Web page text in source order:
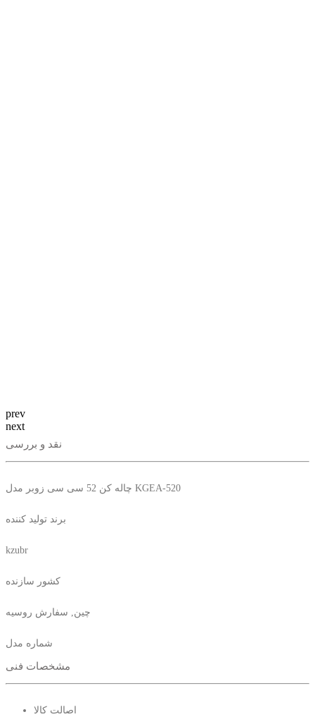
prev
next
نقد و بررسی
چاله کن 52 سی سی زوبر مدل KGEA-520
برند تولید کننده
kzubr
کشور سازنده
چین, سفارش روسیه
شماره مدل
KGEA_520
نوع ابزار
مشخصات فنی
اصالت کالا